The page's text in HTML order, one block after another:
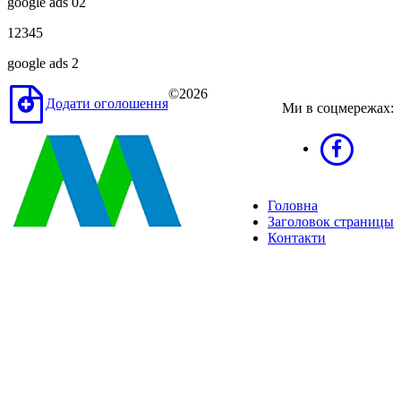
12345
google ads 2
Додати оголошення Ми в соцмережах:
©2026
Головна
Заголовок страницы
Контакти